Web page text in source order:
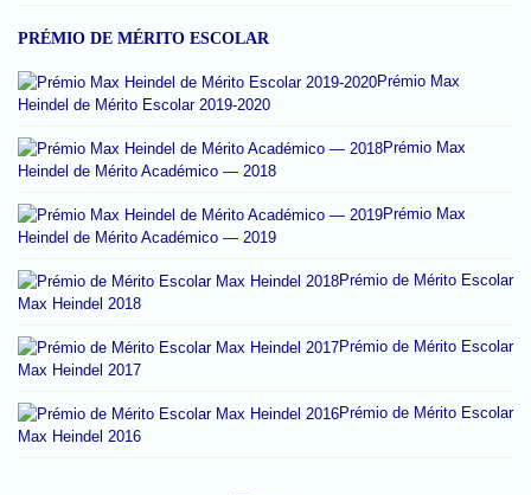
PRÉMIO DE MÉRITO ESCOLAR
Prémio Max
Heindel de Mérito Escolar 2019-2020
Prémio Max
Heindel de Mérito Académico — 2018
Prémio Max
Heindel de Mérito Académico — 2019
Prémio de Mérito Escolar
Max Heindel 2018
Prémio de Mérito Escolar
Max Heindel 2017
Prémio de Mérito Escolar
Max Heindel 2016